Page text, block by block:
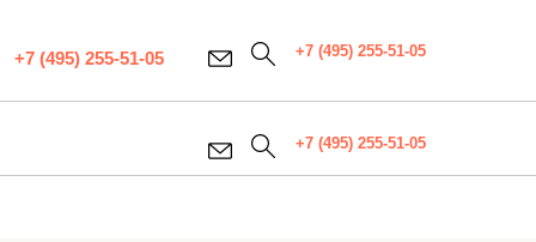
+7 (495) 255-51-05
+7 (495) 255-51-05 +7 (495) 255-51-05